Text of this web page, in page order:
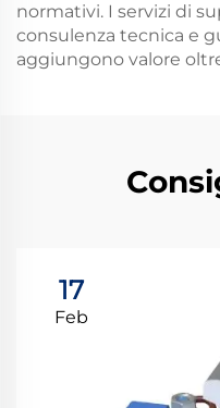
normativi. I servizi di
consulenza tecnica e
aggiungono valore
17
Feb